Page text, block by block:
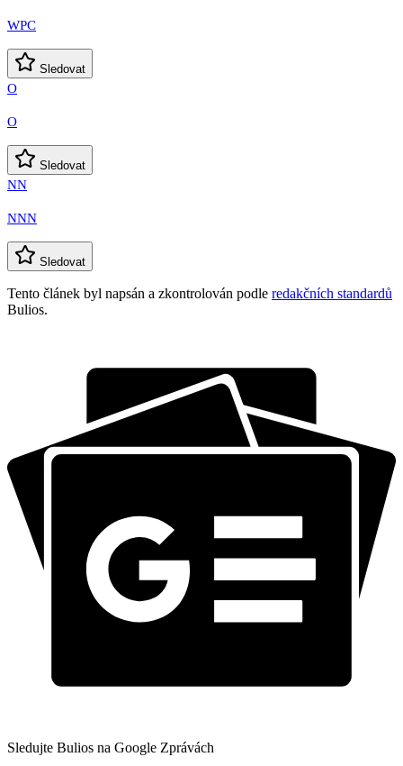
WPC
Sledovat
O
O
Sledovat
NN
NNN
Sledovat
Tento článek byl napsán a zkontrolován podle redakčních standardů
Bulios.
Sledujte Bulios na Google Zprávách